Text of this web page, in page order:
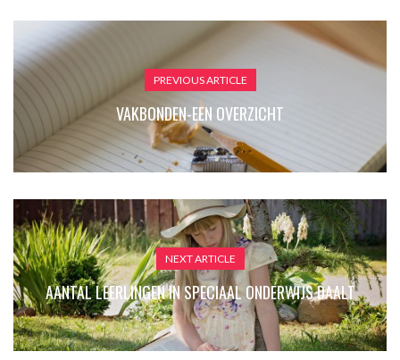
PREVIOUS ARTICLE
VAKBONDEN-EEN OVERZICHT
NEXT ARTICLE
AANTAL LEERLINGEN IN SPECIAAL ONDERWIJS DAALT